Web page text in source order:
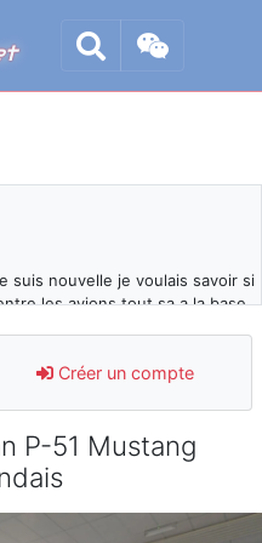
suis nouvelle je voulais savoir si
les avions tout sa a la base
blocages du site ces derniers
spam et les bots trop nocifs
Créer un compte
P-51 Mustang